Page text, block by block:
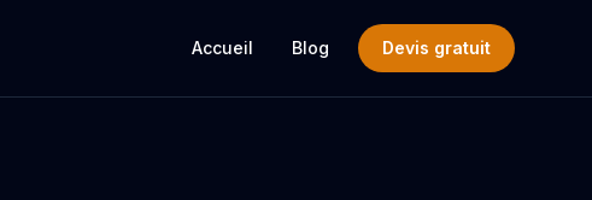
Accueil Blog Devis gratuit